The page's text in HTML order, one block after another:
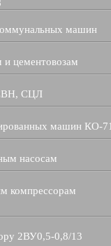
машин
и цементовозам
СЦЛ
машин КО-
насосам
компрессорам
2ВУ0,5-0,8/13